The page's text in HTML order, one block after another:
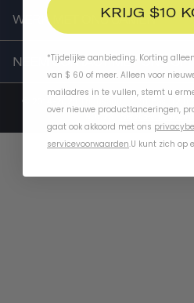
WERK MET ONS SAMEN
NEEM CONTACT MET ONS OP
© 2014-2025 Thousand . 2651 East 12th
90023 |
KRIJG $10
*Tijdelijke aanbieding. Korting
van $ 60 of meer. Alleen voor
mailadres in te vullen, stemt u
over nieuwe productlanceringen,
gaat ook akkoord met ons
servicevoorwaarden.U kunt zich op